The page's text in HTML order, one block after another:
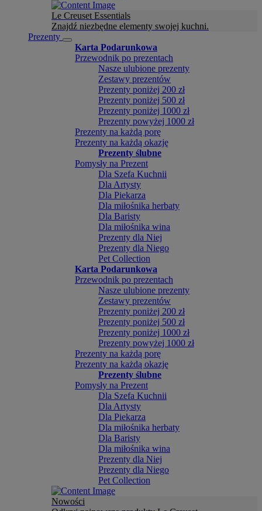
Le Creuset Essentials
Znajdź niezbędne elementy swojej kuchni.
Prezenty
Karta Podarunkowa
Przewodnik po prezentach
Nasze ulubione prezenty
Zestawy prezentów
Prezenty poniżej 200 zł
Prezenty poniżej 500 zł
Prezenty poniżej 1000 zł
Prezenty powyżej 1000 zł
Prezenty na każdą porę
Prezenty na każdą okazję
Prezenty ślubne
Pomysły na Prezent
Dla Szefa Kuchnii
Dla Artysty
Dla Piekarza
Dla miłośnika herbaty
Dla Baristy
Dla miłośnika wina
Prezenty dla Niej
Prezenty dla Niego
Pet Collection
Karta Podarunkowa
Przewodnik po prezentach
Nasze ulubione prezenty
Zestawy prezentów
Prezenty poniżej 200 zł
Prezenty poniżej 500 zł
Prezenty poniżej 1000 zł
Prezenty powyżej 1000 zł
Prezenty na każdą porę
Prezenty na każdą okazję
Prezenty ślubne
Pomysły na Prezent
Dla Szefa Kuchnii
Dla Artysty
Dla Piekarza
Dla miłośnika herbaty
Dla Baristy
Dla miłośnika wina
Prezenty dla Niej
Prezenty dla Niego
Pet Collection
Nowości